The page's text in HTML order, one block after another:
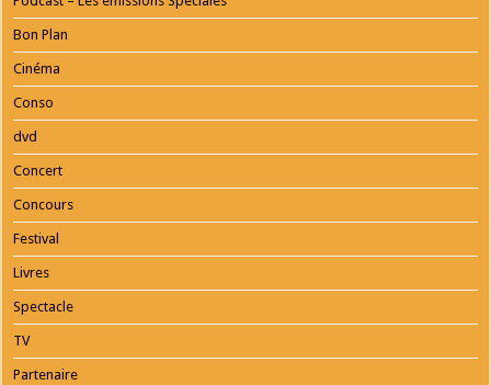
Bon Plan
Cinéma
Conso
dvd
Concert
Concours
Festival
Livres
Spectacle
TV
Partenaire